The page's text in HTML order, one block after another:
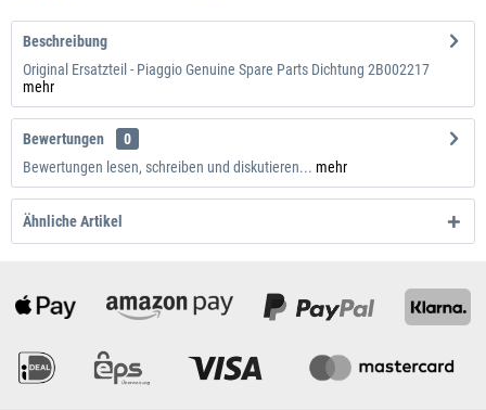
Beschreibung
Original Ersatzteil - Piaggio Genuine Spare Parts Dichtung 2B002217
mehr
Bewertungen
0
Bewertungen lesen, schreiben und diskutieren... mehr
Ähnliche Artikel